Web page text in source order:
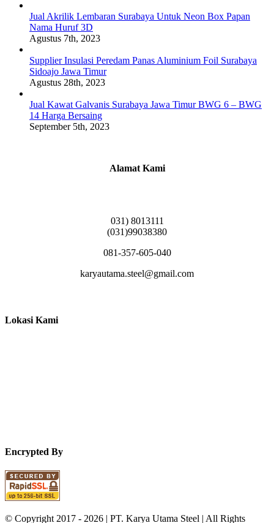
Jual Akrilik Lembaran Surabaya Untuk Neon Box Papan
Nama Huruf 3D
Agustus 7th, 2023
Supplier Insulasi Peredam Panas Aluminium Foil Surabaya
Sidoajo Jawa Timur
Agustus 28th, 2023
Jual Kawat Galvanis Surabaya Jawa Timur BWG 6 – BWG
14 Harga Bersaing
September 5th, 2023
Alamat Kami
031) 8013111
(031)99038380
081-357-605-040
karyautama.steel@gmail.com
Lokasi Kami
Encrypted By
© Copyright 2017 - 2026 | PT. Karya Utama Steel | All Rights